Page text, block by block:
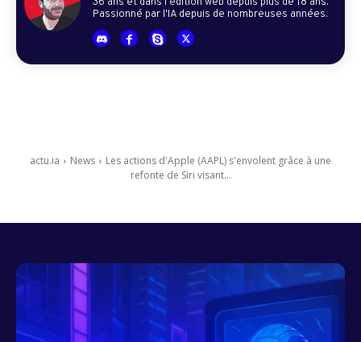
Passionné par l'IA depuis de nombreuses années.
actu.ia News
Les actions d'Apple (AAPL) s'envolent grâce à une
refonte de Siri visant...